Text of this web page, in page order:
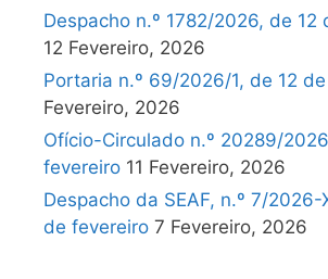
Despacho n.º 1782/2026, de 12
12 Fevereiro, 2026
Portaria n.º 69/2026/1, de 12
Fevereiro, 2026
Ofício-Circulado n.º 20289/
fevereiro 11 Fevereiro, 2026
Despacho da SEAF, n.º 7/2026-
de fevereiro 7 Fevereiro, 2026